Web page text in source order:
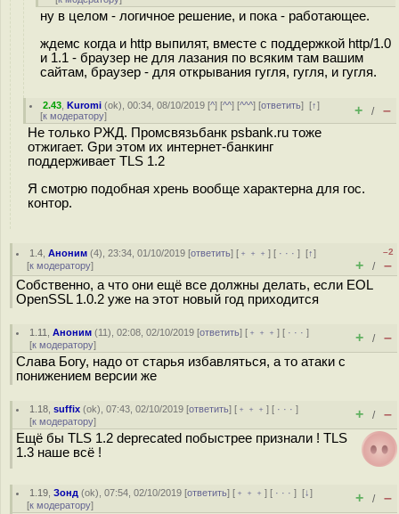
ну в целом - логичное решение, и пока - работающее.
ждемс когда и http выпилят, вместе с поддержкой http/1.0
и 1.1 - браузер не для лазания по всяким там вашим
сайтам, браузер - для открывания гугля, гугля, и гугля.
2.43 ,Kuromi (ok), 00:34, 08/10/2019 [^] [^^] [^^^] [ответить][↑]
[к модератору] + / –
Не только РЖД. Промсвязьбанк psbank.ru тоже
отжигает. Gри этом их интернет-банкинг
поддерживает TLS 1.2
Я смотрю подобная хрень вообще характерна для гос.
контор.
1.4 ,Аноним (4), 23:34, 01/10/2019 [ответить] [ ﹢﹢﹢] [ · · ·][↑]
[к модератору]
–2
+ / –
Собственно, а что они ещё все должны делать, если EOL
OpenSSL 1.0.2 уже на этот новый год приходится
1.11 ,Аноним (11), 02:08, 02/10/2019 [ответить] [ ﹢﹢﹢] [ · · ·]
[к модератору] + / –
Слава Богу, надо от старья избавляться, а то атаки с
понижением версии же
1.18 ,suffix (ok), 07:43, 02/10/2019 [ответить] [ ﹢﹢﹢] [ · · ·]
[к модератору] + / –
Ещё бы TLS 1.2 deprecated побыстрее признали ! TLS
1.3 наше всё !
1.19 ,Зонд (ok), 07:54, 02/10/2019 [ответить] [ ﹢﹢﹢] [ · · ·][↓]
[к модератору] + / –